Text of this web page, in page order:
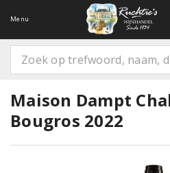
Menu
Maison Dampt
Bougros 2022